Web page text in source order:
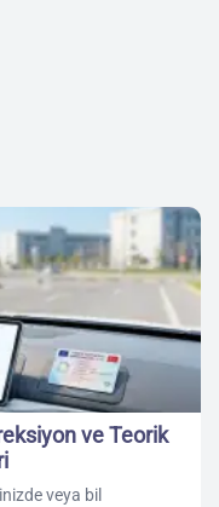
ve Teorik
veya bil